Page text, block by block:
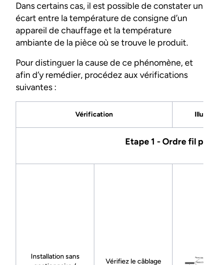
Dans certains cas, il est possible de constater un
écart entre la température de consigne d’un
appareil de chauffage et la température
ambiante de la pièce où se trouve le produit.
Pour distinguer la cause de ce phénomène, et
afin d’y remédier, procédez aux vérifications
suivantes :
Vérification
Etape 1 - Ordre fil
Installation sans
Vérifiez le câblage